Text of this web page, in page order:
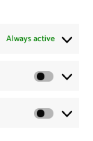
Always active